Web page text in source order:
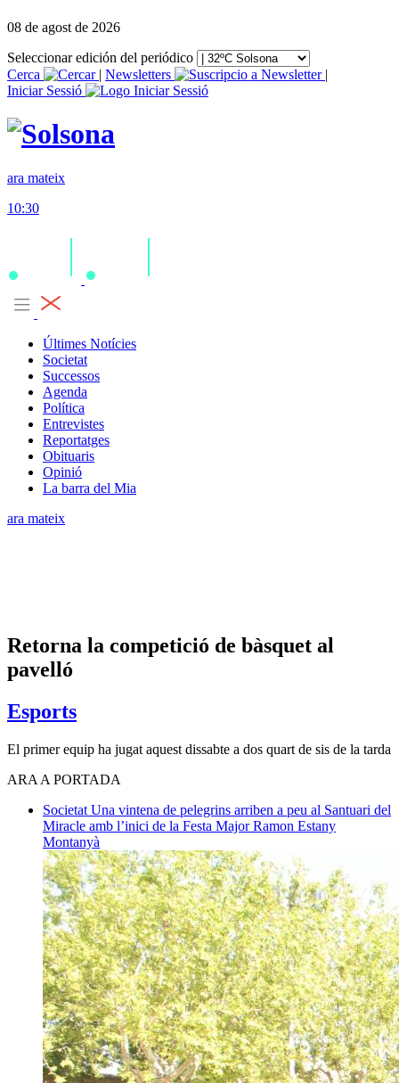
08 de agost de 2026
Seleccionar edición del periódico
Cerca
| Newsletters
|
Iniciar Sessió
ara mateix
10:30
Últimes Notícies
Societat
Successos
Agenda
Política
Entrevistes
Reportatges
Obituaris
Opinió
La barra del Mia
ara mateix
Retorna la competició de bàsquet al
pavelló
Esports
El primer equip ha jugat aquest dissabte a dos quart de sis de la tarda
ARA A PORTADA
Societat Una vintena de pelegrins arriben a peu al Santuari del
Miracle amb l’inici de la Festa MajorRamon Estany
Montanyà